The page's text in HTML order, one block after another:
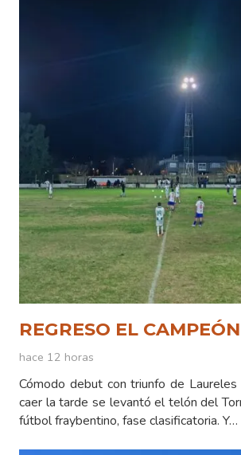
REGRESO EL CAMPEÓN
hace 12 horas
Cómodo debut con triunfo de
caer la tarde se levantó el telón del
fútbol fraybentino, fase clasificatoria. Y…